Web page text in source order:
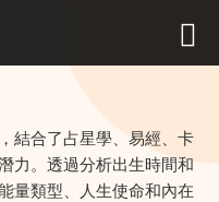
結合了占星學、易經、卡
力。透過分析出生時間和
量類型、人生使命和內在